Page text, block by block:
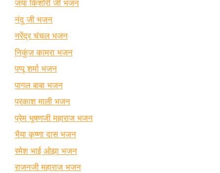
जया किशोरी जी भजन
नंदू जी भजन
नरेंद्र चंचल भजन
निकुंज कामरा भजन
पप्पू शर्मा भजन
पागल बाबा भजन
प्रकाश माली भजन
प्रेम भूषणजी महाराज भजन
भैया कृष्णा दास भजन
रमेश भाई ओझा भजन
राजनजी महाराज भजन